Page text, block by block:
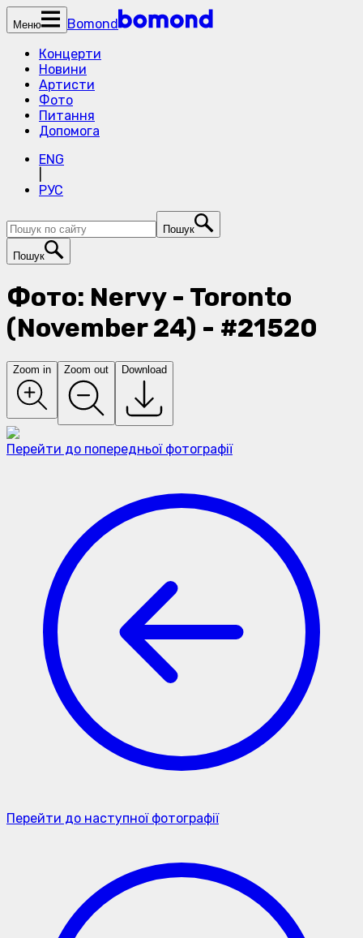
Меню
Bomond
Концерти
Новини
Артисти
Фото
Питання
Допомога
ENG
РУС
Пошук
Пошук
Фото: Nervy - Toronto
(November 24) - #21520
Zoom in Zoom out Download
Перейти до попередньої фотографії
Перейти до наступної фотографії